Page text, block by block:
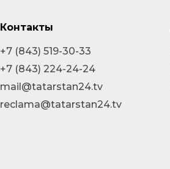
Контакты
+7 (843) 519-30-33
+7 (843) 224-24-24
mail@tatarstan24.tv
reclama@tatarstan24.tv